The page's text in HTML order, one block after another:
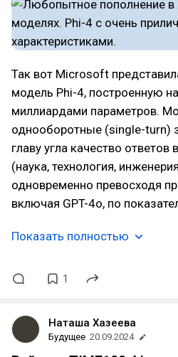
Так вот Microsoft
модель Phi-4, построенную
миллиардами параметров.
однооборотные (single-turn)
главу угла качество ответов
(наука, технология,
одновременно превосходя
включая GPT-4o, по
Показать полностью
1
Наташа Хазеева
Будущее 20.09.2024